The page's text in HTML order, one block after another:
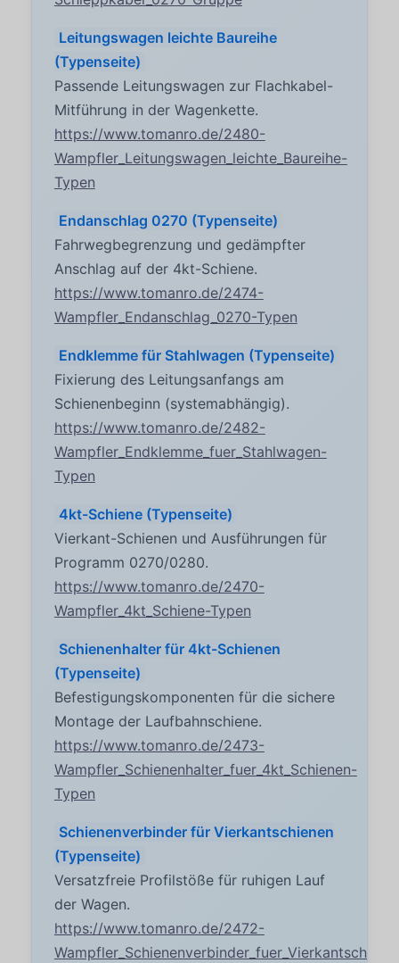
Leitungswagen leichte Baureihe
(Typenseite)
Passende Leitungswagen zur Flachkabel-
Mitführung in der Wagenkette.
https://www.tomanro.de/2480-
Wampfler_Leitungswagen_leichte_Baureihe-
Typen
Endanschlag 0270 (Typenseite)
Fahrwegbegrenzung und gedämpfter
Anschlag auf der 4kt-Schiene.
https://www.tomanro.de/2474-
Wampfler_Endanschlag_0270-Typen
Endklemme für Stahlwagen (Typenseite)
Fixierung des Leitungsanfangs am
Schienenbeginn (systemabhängig).
https://www.tomanro.de/2482-
Wampfler_Endklemme_fuer_Stahlwagen-
Typen
4kt-Schiene (Typenseite)
Vierkant-Schienen und Ausführungen für
Programm 0270/0280.
https://www.tomanro.de/2470-
Wampfler_4kt_Schiene-Typen
Schienenhalter für 4kt-Schienen
(Typenseite)
Befestigungskomponenten für die sichere
Montage der Laufbahnschiene.
https://www.tomanro.de/2473-
Wampfler_Schienenhalter_fuer_4kt_Schienen-
Typen
Schienenverbinder für Vierkantschienen
(Typenseite)
Versatzfreie Profilstöße für ruhigen Lauf
der Wagen.
https://www.tomanro.de/2472-